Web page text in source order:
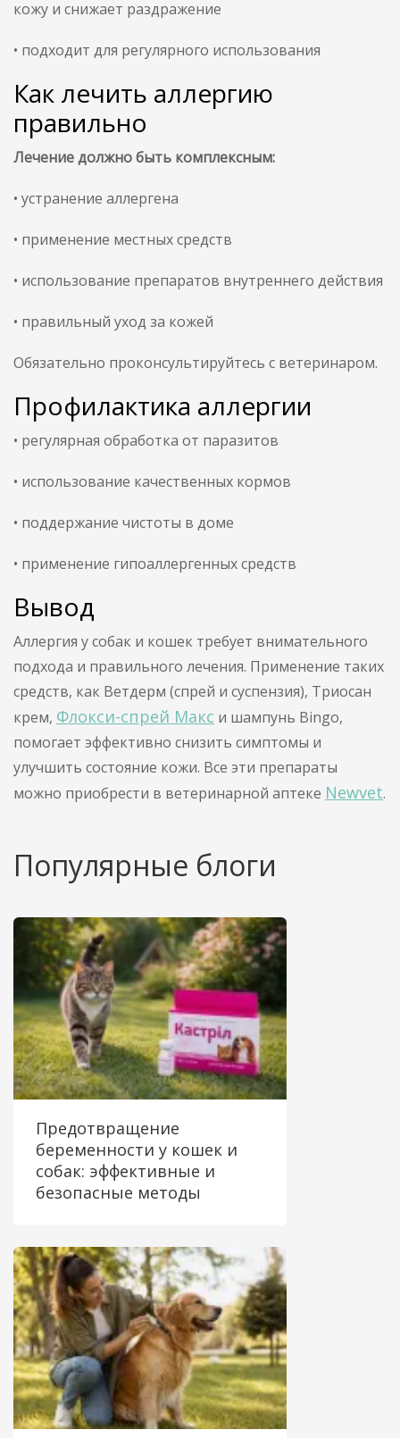
кожу и снижает раздражение
• подходит для регулярного использования
Как лечить аллергию
правильно
Лечение должно быть комплексным:
• устранение аллергена
• применение местных средств
• использование препаратов внутреннего действия
• правильный уход за кожей
Обязательно проконсультируйтесь с ветеринаром.
Профилактика аллергии
• регулярная обработка от паразитов
• использование качественных кормов
• поддержание чистоты в доме
• применение гипоаллергенных средств
Вывод
Аллергия у собак и кошек требует внимательного
подхода и правильного лечения. Применение таких
средств, как Ветдерм (спрей и суспензия), Триосан
крем, Флокси-спрей Макс и шампунь Bingo,
помогает эффективно снизить симптомы и
улучшить состояние кожи. Все эти препараты
можно приобрести в ветеринарной аптеке Newvet.
Популярные блоги
Предотвращение
беременности у кошек и
собак: эффективные и
безопасные методы